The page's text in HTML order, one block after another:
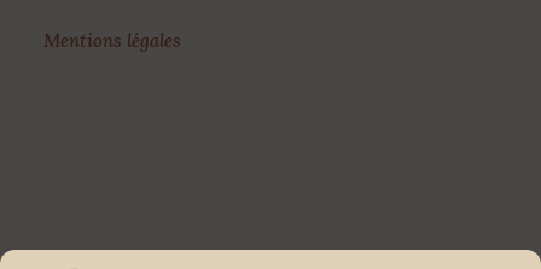
Mentions légales